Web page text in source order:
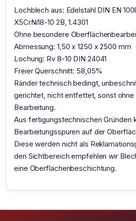
Lochblech aus: Edelstahl DIN EN
X5CrNi18-10 2B, 1.4301
Ohne besondere
Abmessung: 1,50 x 1250 x 2500 mm
Lochung: Rv 8-10 DIN 24041
Freier Querschnitt: 58,05%
Ränder technisch bedingt,
gerichtet, nicht entfettet, sonst ohne
Bearbeitung.
Aus fertigungstechnischen Gründen
Bearbeitungsspuren auf der
Diese werden nicht als
den Sichtbereich empfehlen wir
eine Oberflächenbeschichtung.